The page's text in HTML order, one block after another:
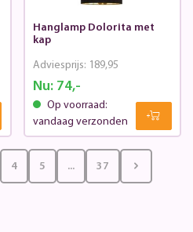
Hanglamp Dolorita met
kap
Nu: 74,-
Adviesprijs: 189,95
Op voorraad:
vandaag verzonden
4 5 ... 37